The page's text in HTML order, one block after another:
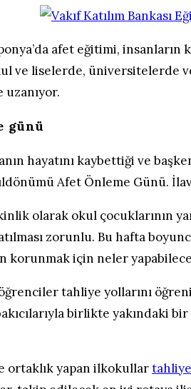
afet eğitimi,
ve liselerde, üniversitelerde
günü
hayatını kaybettiği ve
Afet Önleme Günü.
olarak okul çocuklarının
zorunlu. Bu hafta
korunmak için neler
tahliye yollarını
birlikte yakındaki
ortaklık yapan ilkokullar